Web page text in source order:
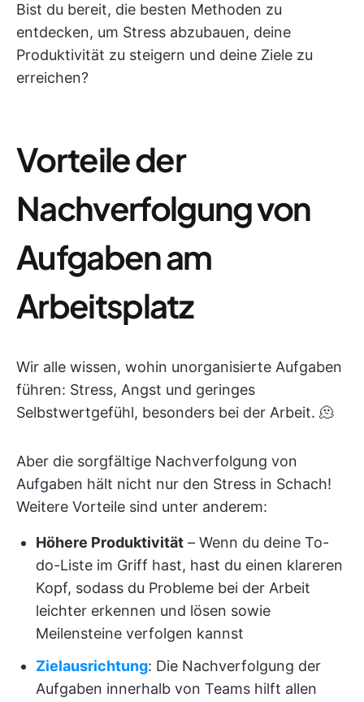
Bist du bereit, die besten Methoden zu
entdecken, um Stress abzubauen, deine
Produktivität zu steigern und deine Ziele zu
erreichen?
Vorteile der
Nachverfolgung von
Aufgaben am
Arbeitsplatz
Wir alle wissen, wohin unorganisierte Aufgaben
führen: Stress, Angst und geringes
Selbstwertgefühl, besonders bei der Arbeit. 🫠
Aber die sorgfältige Nachverfolgung von
Aufgaben hält nicht nur den Stress in Schach!
Weitere Vorteile sind unter anderem:
Höhere Produktivität – Wenn du deine To-
do-Liste im Griff hast, hast du einen klareren
Kopf, sodass du Probleme bei der Arbeit
leichter erkennen und lösen sowie
Meilensteine verfolgen kannst
Zielausrichtung: Die Nachverfolgung der
Aufgaben innerhalb von Teams hilft allen